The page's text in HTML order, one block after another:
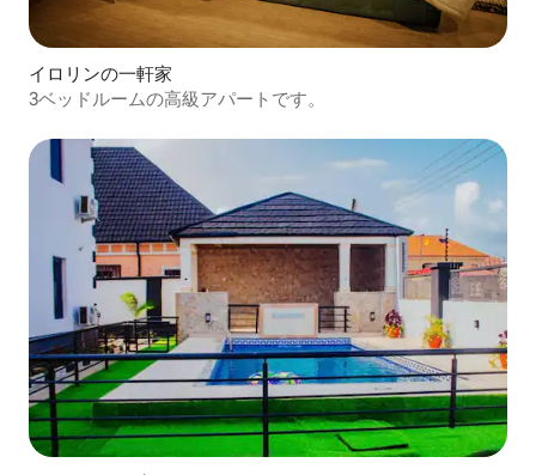
イロリンの一軒家
3ベッドルームの高級アパートです。